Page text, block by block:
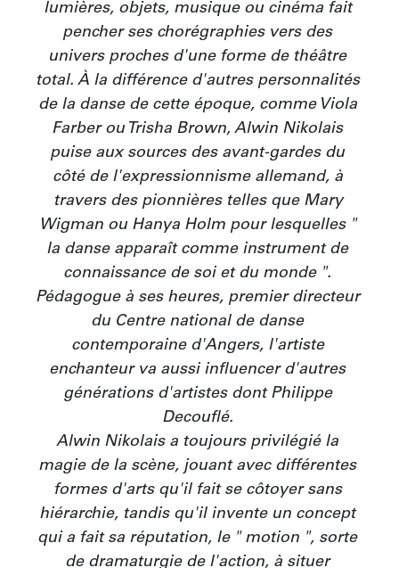
lumières, objets, musique ou cinéma fait
pencher ses chorégraphies vers des
univers proches d'une forme de théâtre
total. À la différence d'autres personnalités
de la danse de cette époque, comme Viola
Farber ou Trisha Brown, Alwin Nikolais
puise aux sources des avant-gardes du
côté de l'expressionnisme allemand, à
travers des pionnières telles que Mary
Wigman ou Hanya Holm pour lesquelles "
la danse apparaît comme instrument de
connaissance de soi et du monde ".
Pédagogue à ses heures, premier directeur
du Centre national de danse
contemporaine d'Angers, l'artiste
enchanteur va aussi influencer d'autres
générations d'artistes dont Philippe
Decouflé.
Alwin Nikolais a toujours privilégié la
magie de la scène, jouant avec différentes
formes d'arts qu'il fait se côtoyer sans
hiérarchie, tandis qu'il invente un concept
qui a fait sa réputation, le " motion ", sorte
de dramaturgie de l'action, à situer